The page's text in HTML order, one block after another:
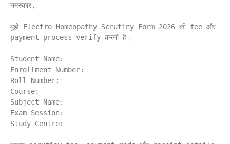
नमस्कार,
मुझे Electro Homeopathy Scrutiny Form 2026 की fee और
payment process verify करनी है।
Student Name:
Enrollment Number:
Roll Number:
Course:
Subject Name:
Exam Session:
Study Centre: